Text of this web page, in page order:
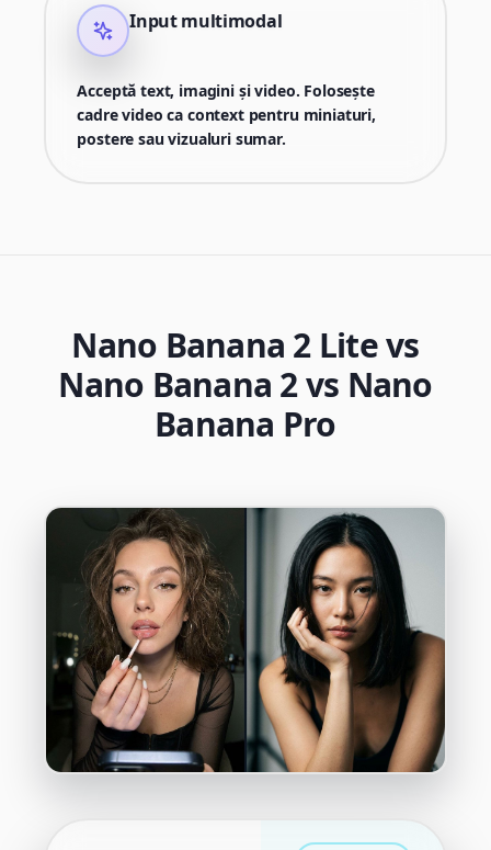
Input multimodal
Acceptă text, imagini și video. Folosește
cadre video ca context pentru miniaturi,
postere sau vizualuri sumar.
Nano Banana 2 Lite vs
Nano Banana 2 vs Nano
Banana Pro